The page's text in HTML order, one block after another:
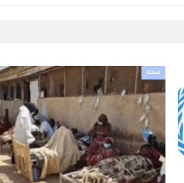
صحة